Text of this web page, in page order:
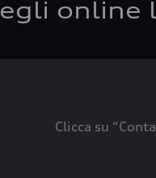
online
Clicca su